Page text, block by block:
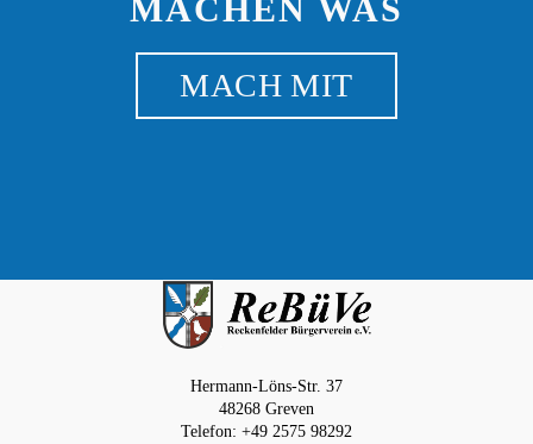
MACHEN WAS
MACH MIT
Hermann-Löns-Str. 37
48268 Greven
Telefon: +49 2575 98292